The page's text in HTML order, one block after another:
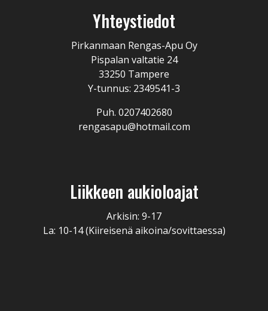
Yhteystiedot
Pirkanmaan Rengas-Apu Oy
Pispalan valtatie 24
33250 Tampere
Y-tunnus: 2349541-3
Puh. 0207402680
rengasapu@hotmail.com
Liikkeen aukioloajat
Arkisin: 9-17
La: 10-14 (Kiireisenä aikoina/sovittaessa)